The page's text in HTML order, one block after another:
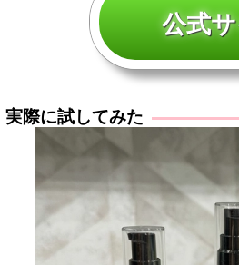
公式
実際に試してみた